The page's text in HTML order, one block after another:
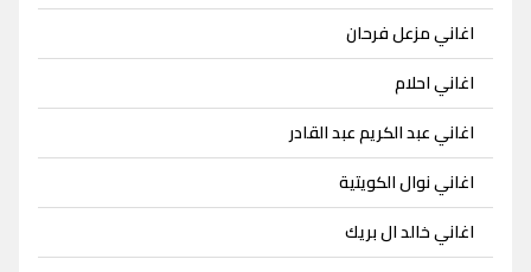
اغاني مزعل فرحان
اغاني احلام
اغاني عبد الكريم عبد القادر
اغاني نوال الكويتية
اغاني خالد ال بريك